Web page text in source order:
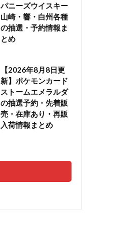
パニーズウイスキー
山崎・響・白州各種
の抽選・予約情報ま
とめ
【2026年8月8日更
新】ポケモンカード
ストームエメラルダ
の抽選予約・先着販
売・在庫あり・再販
入荷情報まとめ